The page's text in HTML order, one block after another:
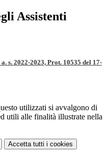
Assistenti
s. 2022-2023, Prot. 10535 del 17-
utilizzati si avvalgono di
utili alle finalità illustrate nella
Accetta tutti i cookies